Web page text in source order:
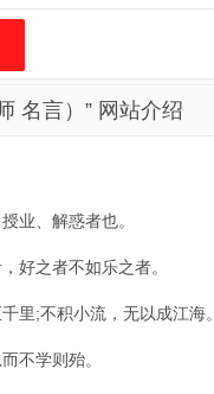
名言）” 网站介绍
业、解惑者也。
好之者不如乐之者。
里;不积小流，无以成江海。
不学则殆。